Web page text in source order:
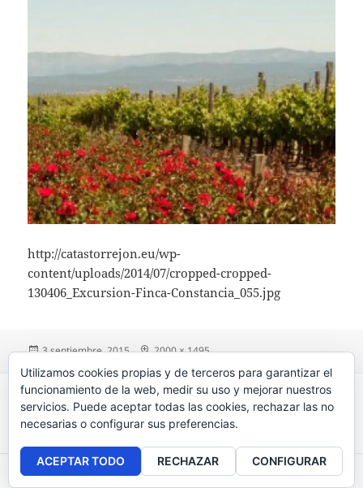
http://catastorrejon.eu/wp-
content/uploads/2014/07/cropped-cropped-
130406_Excursion-Finca-Constancia_055.jpg
Publicado
3 septiembre, 2015
Tamaño
completo
2000 × 1495
Navegación
entradas
PUBLICADO EN
cropped-cropped-130406_Excursion-
Finca-Constancia_055.jpg
Aviso legal, políticas deprivacidadycookies.
Utilizamos cookies propias y de terceros para garantizar el
funcionamiento de la web, medir su uso y mejorar nuestros
servicios. Puede aceptar todas las cookies, rechazar las no
necesarias o configurar sus preferencias.
ACEPTAR TODO RECHAZAR CONFIGURAR